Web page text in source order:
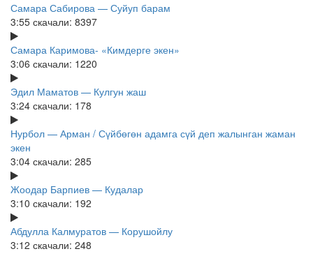
Самара Сабирова — Суйуп барам
3:55 скачали: 8397
Самара Каримова- «Кимдерге экен»
3:06 скачали: 1220
Эдил Маматов — Кулгун жаш
3:24 скачали: 178
Нурбол — Арман / Сүйбөгөн адамга сүй деп жалынган жаман
экен
3:04 скачали: 285
Жоодар Барпиев — Кудалар
3:10 скачали: 192
Абдулла Калмуратов — Корушойлу
3:12 скачали: 248